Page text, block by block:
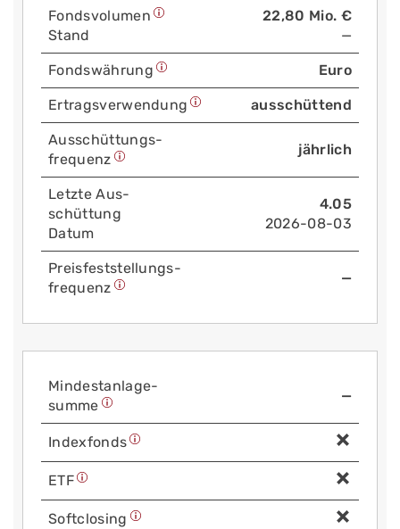
Fonds­volumen
Stand
22,80 Mio. €
—
Fonds­währung Euro
Ertrags­verwendung ausschüttend
Aus­schüttungs­
frequenz
jährlich
Letzte Aus­
schüttung
Datum
4.05
2026-08-03
Preis­fest­stellungs­
frequenz
—
Mindest­anlage­
summe
—
Index­fonds
ETF
Soft­closing